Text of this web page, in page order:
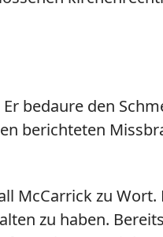
bedaure den
berichteten
McCarrick zu
zu haben.